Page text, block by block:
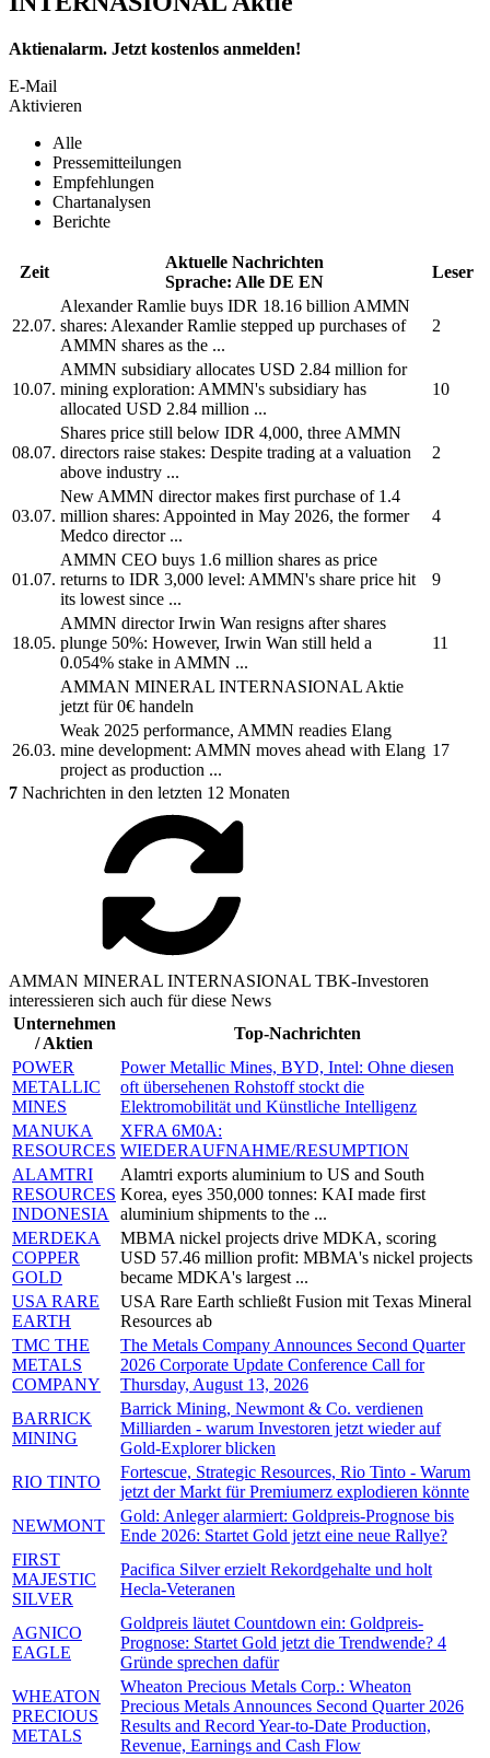
Aktienalarm. Jetzt kostenlos anmelden!
E-Mail
Aktivieren
Alle
Pressemitteilungen
Empfehlungen
Chartanalysen
Berichte
Zeit
Aktuelle Nachrichten
Sprache: Alle DE EN
Leser
22.07.
Alexander Ramlie buys IDR 18.16 billion AMMN
shares: Alexander Ramlie stepped up purchases of
AMMN shares as the ...
2
10.07.
AMMN subsidiary allocates USD 2.84 million for
mining exploration: AMMN's subsidiary has
allocated USD 2.84 million ...
10
08.07.
Shares price still below IDR 4,000, three AMMN
directors raise stakes: Despite trading at a valuation
above industry ...
2
03.07.
New AMMN director makes first purchase of 1.4
million shares: Appointed in May 2026, the former
Medco director ...
4
01.07.
AMMN CEO buys 1.6 million shares as price
returns to IDR 3,000 level: AMMN's share price hit
its lowest since ...
9
18.05.
AMMN director Irwin Wan resigns after shares
plunge 50%: However, Irwin Wan still held a
0.054% stake in AMMN ...
11
AMMAN MINERAL INTERNASIONAL Aktie
jetzt für 0€ handeln
26.03.
Weak 2025 performance, AMMN readies Elang
mine development: AMMN moves ahead with Elang
project as production ...
17
7 Nachrichten in den letzten 12 Monaten
AMMAN MINERAL INTERNASIONAL TBK-Investoren
interessieren sich auch für diese News
Unternehmen
/ Aktien
Top-Nachrichten
POWER
METALLIC
MINES
Power Metallic Mines, BYD, Intel: Ohne diesen
oft übersehenen Rohstoff stockt die
Elektromobilität und Künstliche Intelligenz
MANUKA
RESOURCES
XFRA 6M0A:
WIEDERAUFNAHME/RESUMPTION
ALAMTRI
RESOURCES
INDONESIA
Alamtri exports aluminium to US and South
Korea, eyes 350,000 tonnes: KAI made first
aluminium shipments to the ...
MERDEKA
COPPER
GOLD
MBMA nickel projects drive MDKA, scoring
USD 57.46 million profit: MBMA's nickel projects
became MDKA's largest ...
USA RARE
EARTH
USA Rare Earth schließt Fusion mit Texas Mineral
Resources ab
TMC THE
METALS
COMPANY
The Metals Company Announces Second Quarter
2026 Corporate Update Conference Call for
Thursday, August 13, 2026
BARRICK
MINING
Barrick Mining, Newmont & Co. verdienen
Milliarden - warum Investoren jetzt wieder auf
Gold-Explorer blicken
RIO TINTO
Fortescue, Strategic Resources, Rio Tinto - Warum
jetzt der Markt für Premiumerz explodieren könnte
NEWMONT
Gold: Anleger alarmiert: Goldpreis-Prognose bis
Ende 2026: Startet Gold jetzt eine neue Rallye?
FIRST
MAJESTIC
SILVER
Pacifica Silver erzielt Rekordgehalte und holt
Hecla-Veteranen
AGNICO
EAGLE
Goldpreis läutet Countdown ein: Goldpreis-
Prognose: Startet Gold jetzt die Trendwende? 4
Gründe sprechen dafür
WHEATON
PRECIOUS
METALS
Wheaton Precious Metals Corp.: Wheaton
Precious Metals Announces Second Quarter 2026
Results and Record Year-to-Date Production,
Revenue, Earnings and Cash Flow